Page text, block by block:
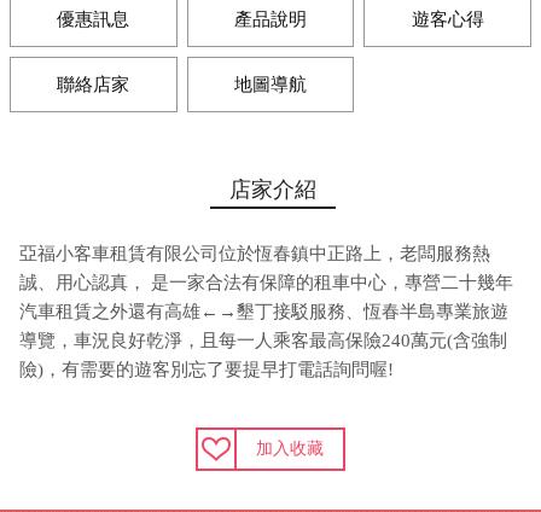
優惠訊息 產品說明 遊客心得
聯絡店家 地圖導航
店家介紹
亞福小客車租賃有限公司位於恆春鎮中正路上，老闆服務熱
誠、用心認真， 是一家合法有保障的租車中心，專營二十幾年
汽車租賃之外還有高雄←→墾丁接駁服務、恆春半島專業旅遊
導覽，車況良好乾淨，且每一人乘客最高保險240萬元(含強制
險)，有需要的遊客別忘了要提早打電話詢問喔!
加入收藏